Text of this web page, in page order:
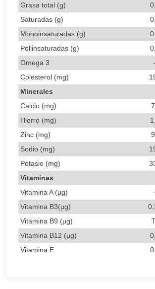
Grasa total (g)
Saturadas (g)
Monoinsaturadas (g)
Poliinsaturadas (g)
Omega 3
-
Colesterol (mg)
Minerales
Calcio (mg)
Hierro (mg)
Zinc (mg)
Sodio (mg)
Potasio (mg)
Vitaminas
Vitamina A (µg)
-
Vitamina B3(µg)
Vitamina B9 (µg)
Vitamina B12 (µg)
Vitamina E